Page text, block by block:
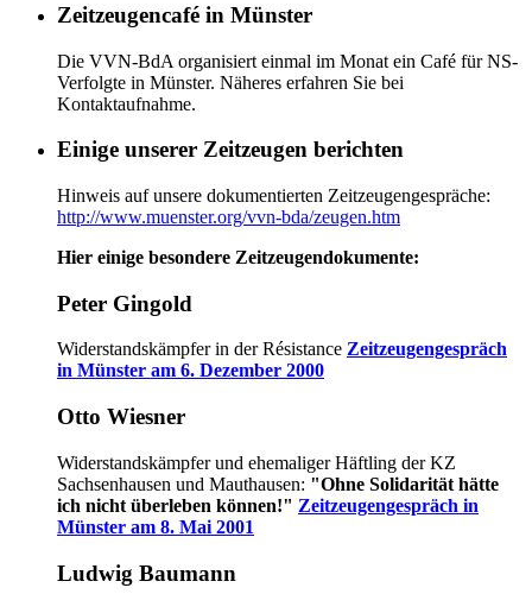
Zeitzeugencafé in Münster
Die VVN-BdA organisiert einmal im Monat ein Café für NS-
Verfolgte in Münster. Näheres erfahren Sie bei
Kontaktaufnahme.
Einige unserer Zeitzeugen berichten
Hinweis auf unsere dokumentierten Zeitzeugengespräche:
http://www.muenster.org/vvn-bda/zeugen.htm
Hier einige besondere Zeitzeugendokumente:
Peter Gingold
Widerstandskämpfer in der Résistance Zeitzeugengespräch
in Münster am 6. Dezember 2000
Otto Wiesner
Widerstandskämpfer und ehemaliger Häftling der KZ
Sachsenhausen und Mauthausen: "Ohne Solidarität hätte
ich nicht überleben können!" Zeitzeugengespräch in
Münster am 8. Mai 2001
Ludwig Baumann